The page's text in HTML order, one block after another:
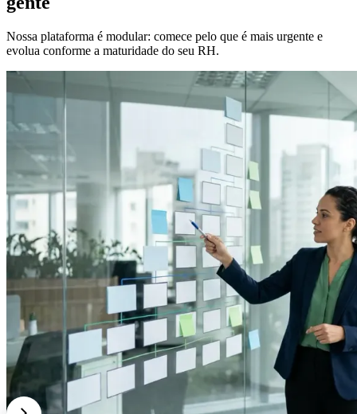
Nossa plataforma é modular: comece pelo que é mais urgente e
evolua conforme a maturidade do seu RH.